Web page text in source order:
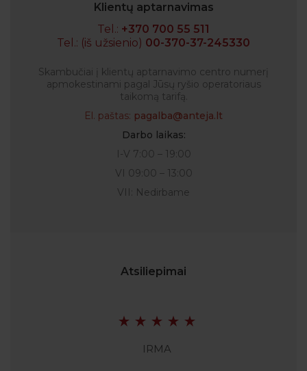
Klientų aptarnavimas
Tel.: +370 700 55 511
Tel.: (iš užsienio) 00-370-37-245330
Skambučiai į klientų aptarnavimo centro numerį
apmokestinami pagal Jūsų ryšio operatoriaus
taikomą tarifą.
El. paštas: pagalba@anteja.lt
Darbo laikas:
I-V 7:00 – 19:00
VI 09:00 – 13:00
VII: Nedirbame
Atsiliepimai
IRMA